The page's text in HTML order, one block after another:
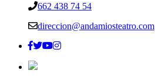
662 438 74 54
direccion@andamiosteatro.com